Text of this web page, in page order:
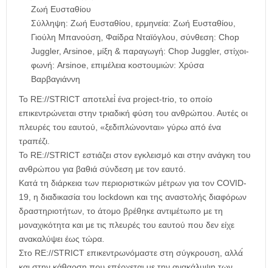
Ζωή Ευσταθίου
Σύλληψη: Ζωή Ευσταθίου, ερμηνεία: Ζωή Ευσταθίου,
Γιούλη Μπανούση, Φαίδρα Νταϊόγλου, σύνθεση: Chop
Juggler, Arsinoe, μίξη & παραγωγή: Chop Juggler, στίχοι-
φωνή: Arsinoe, επιμέλεια κοστουμιών: Χρύσα
Βαρβαγιάννη
Το RE://STRICT αποτελεί́ ένα project-trio, το οποίο
επικεντρώνεται στην τριαδική φύση του ανθρώπου. Αυτές οι
πλευρές του εαυτού, «ξεδιπλώνονται» γύρω από ένα
τραπέζι.
Το RE://STRICT εστιάζει στον εγκλεισμό και στην ανάγκη του
ανθρώπου για βαθιά σύνδεση με τον εαυτό.
Κατά τη διάρκεια των περιοριστικών μέτρων για τον COVID-
19, η διαδικασία του lockdown και της αναστολής διαφόρων
δραστηριοτήτων, το άτομο βρέθηκε αντιμέτωπο με τη
μοναχικότητα και με τις πλευρές του εαυτού που δεν είχε
ανακαλύψει έως τώρα.
Στο RE://STRICT επικεντρωνόμαστε στη σύγκρουση, αλλά́